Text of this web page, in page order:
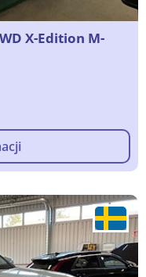
X-Edition M-